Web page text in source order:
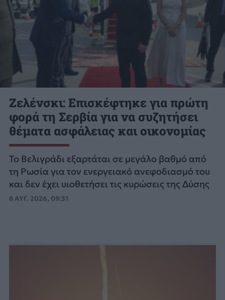
Ζελένσκι: Επισκέφτηκε για πρώτη
φορά τη Σερβία για να συζητήσει
θέματα ασφάλειας και οικονομίας
Το Βελιγράδι εξαρτάται σε μεγάλο βαθμό από
τη Ρωσία για τον ενεργειακό ανεφοδιασμό του
και δεν έχει υιοθετήσει τις κυρώσεις της Δύσης
8 ΑΥΓ. 2026, 09:31